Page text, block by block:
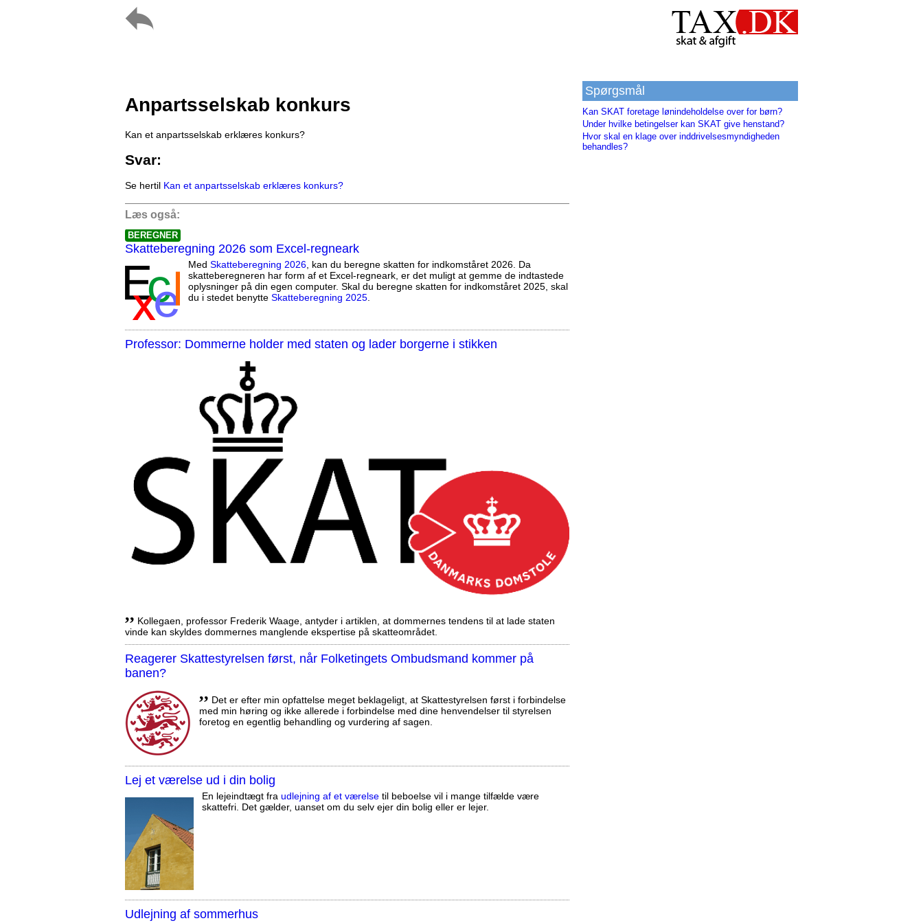
Anpartsselskab konkurs
Kan et anpartsselskab erklæres konkurs?
Svar:
Se hertil Kan et anpartsselskab erklæres konkurs?
Læs også:
BEREGNER
Skatteberegning 2026 som Excel-regneark
Med Skatteberegning 2026, kan du beregne skatten for indkomståret 2026. Da
skatteberegneren har form af et Excel-regneark, er det muligt at gemme de indtastede
oplysninger på din egen computer. Skal du beregne skatten for indkomståret 2025, skal
du i stedet benytte Skatteberegning 2025.
Professor: Dommerne holder med staten og lader borgerne i stikken
,, Kollegaen, professor Frederik Waage, antyder i artiklen, at dommernes tendens til at lade staten
vinde kan skyldes dommernes manglende ekspertise på skatteområdet.
Reagerer Skattestyrelsen først, når Folketingets Ombudsmand kommer på
banen?
,, Det er efter min opfattelse meget beklageligt, at Skattestyrelsen først i forbindelse
med min høring og ikke allerede i forbindelse med dine henvendelser til styrelsen
foretog en egentlig behandling og vurdering af sagen.
Lej et værelse ud i din bolig
En lejeindtægt fra udlejning af et værelse til beboelse vil i mange tilfælde være
skattefri. Det gælder, uanset om du selv ejer din bolig eller er lejer.
Udlejning af sommerhus
Spørgsmål
Kan SKAT foretage lønindeholdelse over for børn?
Under hvilke betingelser kan SKAT give henstand?
Hvor skal en klage over inddrivelsesmyndigheden
behandles?